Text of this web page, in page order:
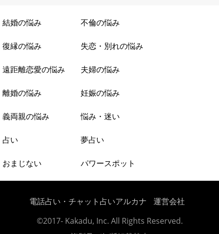
結婚の悩み 不倫の悩み
復縁の悩み 失恋・別れの悩み
遠距離恋愛の悩み 夫婦の悩み
離婚の悩み 妊娠の悩み
義両親の悩み 悩み・迷い
占い 夢占い
おまじない パワースポット
電話占い・チャット占いアルカナ
運営会社
©2017- Kakadu, Inc. All Rights Reserved.